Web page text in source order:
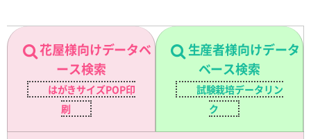
花屋様向けデータベ
ース検索
はがきサイズPOP印
刷
生産者様向けデータ
ベース検索
試験栽培データリン
ク